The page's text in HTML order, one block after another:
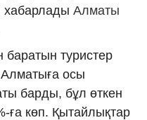
хабарладыАлматы
баратын туристер
осы
барды, бұл өткен
ға көп. Қытайлықтар